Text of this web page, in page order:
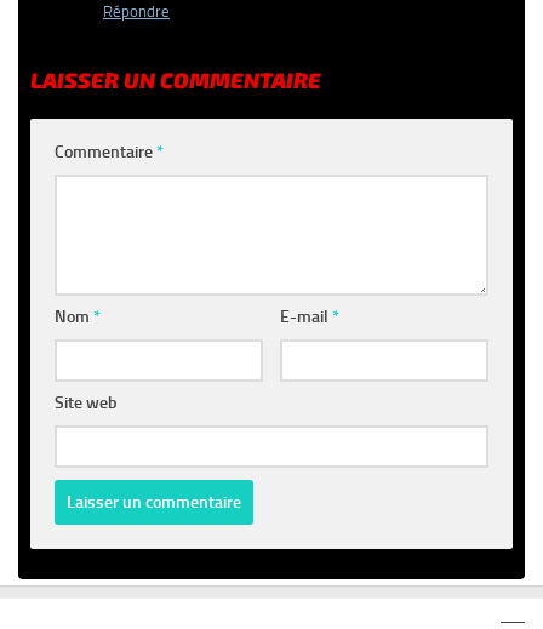
Répondre
LAISSER UN COMMENTAIRE
Commentaire*
Nom * E-mail*
Site web